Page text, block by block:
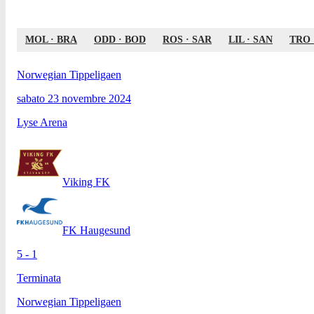
MOL· BRA ODD · BOD ROS · SAR LIL· SAN TRO
Norwegian Tippeligaen
sabato 23 novembre 2024
Lyse Arena
Viking FK
FK Haugesund
5 - 1
Terminata
Norwegian Tippeligaen